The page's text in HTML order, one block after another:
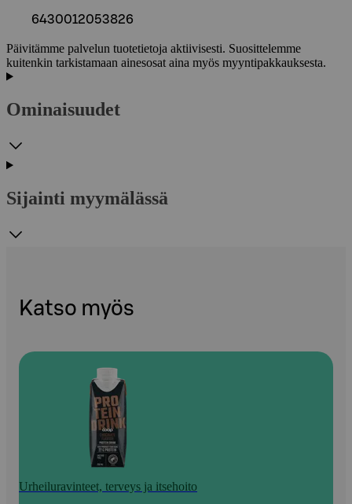
6430012053826
Päivitämme palvelun tuotetietoja aktiivisesti. Suosittelemme
kuitenkin tarkistamaan ainesosat aina myös myyntipakkauksesta.
Ominaisuudet
Sijainti myymälässä
Katso myös
Urheiluravinteet, terveys ja itsehoito